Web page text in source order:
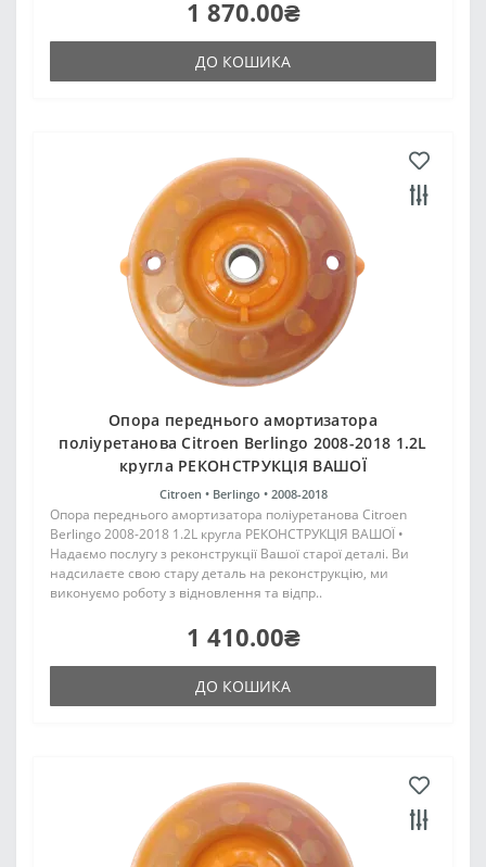
1 870.00₴
ДО КОШИКА
Опора переднього амортизатора
поліуретанова Citroen Berlingo 2008-2018 1.2L
кругла РЕКОНСТРУКЦІЯ ВАШОЇ
Citroen • Berlingo • 2008-2018
Опора переднього амортизатора поліуретанова Citroen
Berlingo 2008-2018 1.2L кругла РЕКОНСТРУКЦІЯ ВАШОЇ •
Надаємо послугу з реконструкції Вашої старої деталі. Ви
надсилаєте свою стару деталь на реконструкцію, ми
виконуємо роботу з відновлення та відпр..
1 410.00₴
ДО КОШИКА